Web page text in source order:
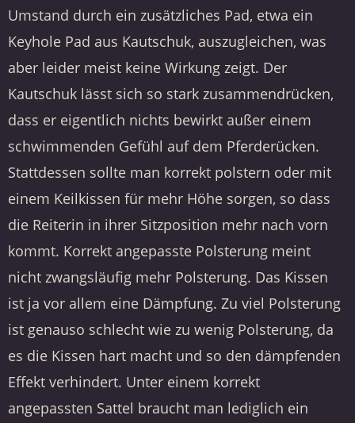
Umstand durch ein zusätzliches Pad, etwa ein
Keyhole Pad aus Kautschuk, auszugleichen, was
aber leider meist keine Wirkung zeigt. Der
Kautschuk lässt sich so stark zusammendrücken,
dass er eigentlich nichts bewirkt außer einem
schwimmenden Gefühl auf dem Pferderücken.
Stattdessen sollte man korrekt polstern oder mit
einem Keilkissen für mehr Höhe sorgen, so dass
die Reiterin in ihrer Sitzposition mehr nach vorn
kommt. Korrekt angepasste Polsterung meint
nicht zwangsläufig mehr Polsterung. Das Kissen
ist ja vor allem eine Dämpfung. Zu viel Polsterung
ist genauso schlecht wie zu wenig Polsterung, da
es die Kissen hart macht und so den dämpfenden
Effekt verhindert. Unter einem korrekt
angepassten Sattel braucht man lediglich ein